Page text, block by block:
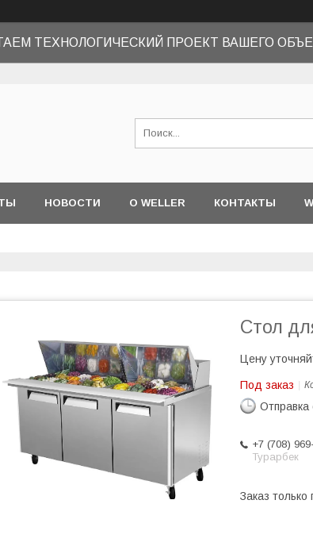
ТЕХНОЛОГИЧЕСКИЙ ПРОЕКТ ВАШЕГО
НОВОСТИ О WELLER КОНТАКТЫ
Стол
Цену
Под заказ
Отправка
+7 (708)
Турарбек
Заказ